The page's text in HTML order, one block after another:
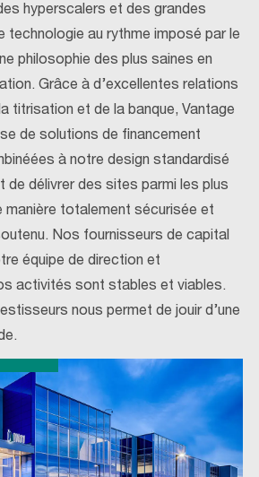
hyperscalers et des grandes
technologie au rythme imposé par le
philosophie des plus saines en
Grâce à d’excellentes relations
titrisation et de la banque, Vantage
de solutions de financement
à notre design standardisé
de délivrer des sites parmi les plus
manière totalement sécurisée et
Nos fournisseurs de capital
équipe de direction et
activités sont stables et viables.
nous permet de jouir d’une